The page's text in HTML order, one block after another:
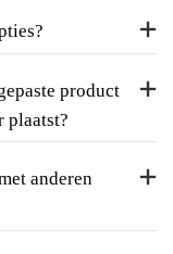
product
plaatst?
anderen